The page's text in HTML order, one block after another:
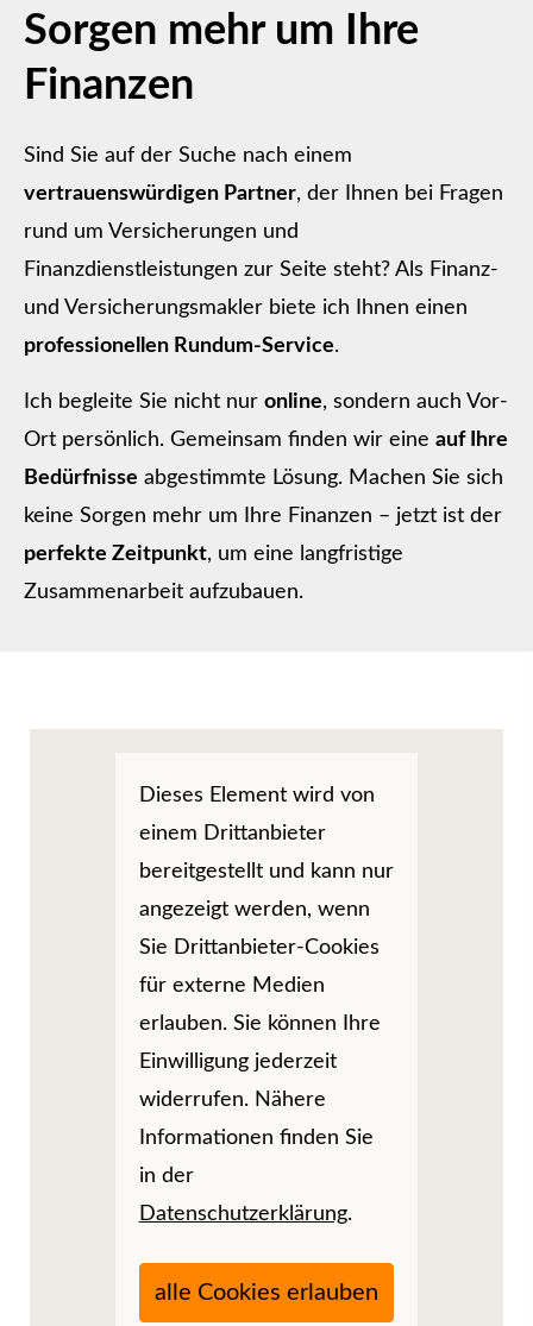
Sorgen mehr um Ihre
Finanzen
Sind Sie auf der Suche nach einem
vertrauenswürdigen Partner, der Ihnen bei Fragen
rund um Versicherungen und
Finanzdienstleistungen zur Seite steht? Als Finanz-
und Ver­sicherungs­makler biete ich Ihnen einen
professionellen Rundum-Service.
Ich begleite Sie nicht nur online, sondern auch Vor-
Ort persönlich. Gemeinsam finden wir eine auf Ihre
Bedürfnisse abgestimmte Lösung. Machen Sie sich
keine Sorgen mehr um Ihre Finanzen – jetzt ist der
perfekte Zeitpunkt, um eine langfristige
Zusammenarbeit aufzubauen.
Dieses Element wird von
einem Drittanbieter
bereitgestellt und kann nur
angezeigt werden, wenn
Sie Drittanbieter-Cookies
für externe Medien
erlauben. Sie können Ihre
Einwilligung jederzeit
widerrufen. Nähere
Informationen finden Sie
in der
Datenschutzerklärung.
alle Cookies erlauben